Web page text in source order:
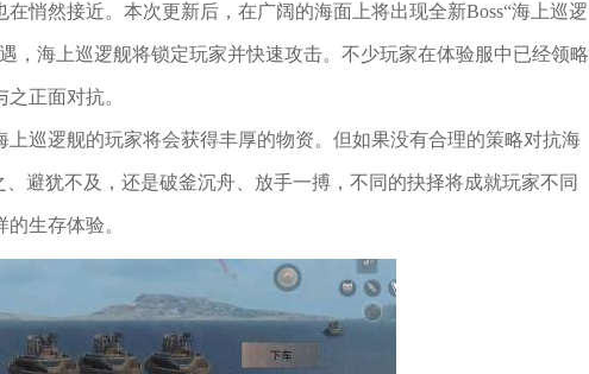
悄然接近。本次更新后，在广阔的海面上将出现全新Boss“海上巡逻
，海上巡逻舰将锁定玩家并快速攻击。不少玩家在体验服中已经领略
正面对抗。
巡逻舰的玩家将会获得丰厚的物资。但如果没有合理的策略对抗海
、避犹不及，还是破釜沉舟、放手一搏，不同的抉择将成就玩家不同
生存体验。